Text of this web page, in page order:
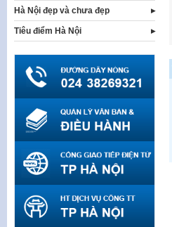
Hà Nội đẹp và chưa đẹp
Tiêu điểm Hà Nội